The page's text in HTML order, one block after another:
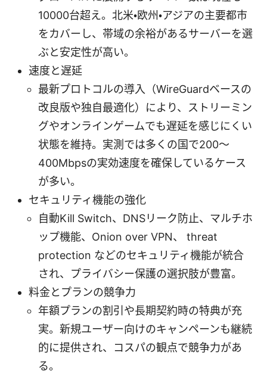
10000台超え。北米・欧州・アジアの主要都市
をカバーし、帯域の余裕があるサーバーを選
ぶと安定性が高い。
速度と遅延
最新プロトコルの導入（WireGuardベースの
改良版や独自最適化）により、ストリーミン
グやオンラインゲームでも遅延を感じにくい
状態を維持。実測では多くの国で200～
400Mbpsの実効速度を確保しているケース
が多い。
セキュリティ機能の強化
自動Kill Switch、DNSリーク防止、マルチホ
ップ機能、Onion over VPN、 threat
protection などのセキュリティ機能が統合
され、プライバシー保護の選択肢が豊富。
料金とプランの競争力
年額プランの割引や長期契約時の特典が充
実。新規ユーザー向けのキャンペーンも継続
的に提供され、コスパの観点で競争力があ
る。